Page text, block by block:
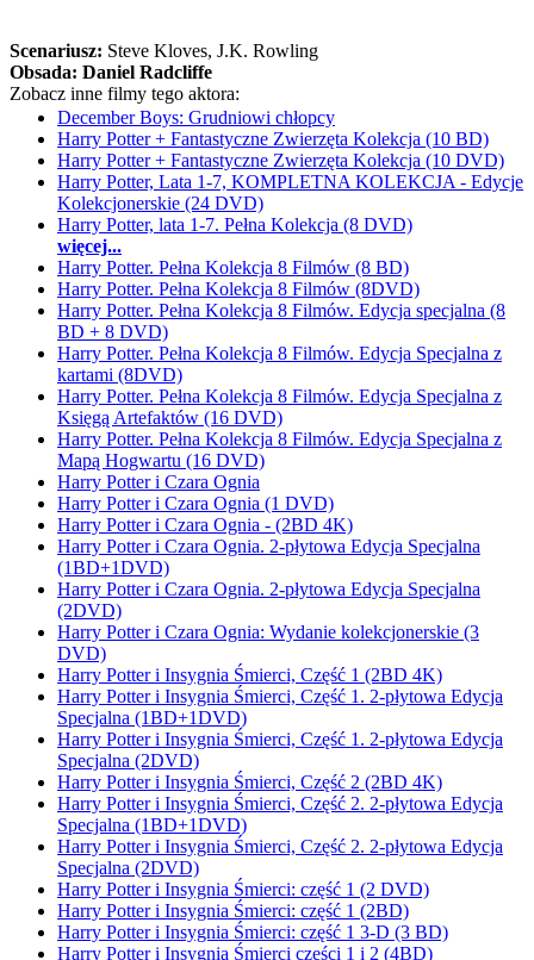
Scenariusz: Steve Kloves, J.K. Rowling
Obsada: Daniel Radcliffe
Zobacz inne filmy tego aktora:
December Boys: Grudniowi chłopcy
Harry Potter + Fantastyczne Zwierzęta Kolekcja (10 BD)
Harry Potter + Fantastyczne Zwierzęta Kolekcja (10 DVD)
Harry Potter, Lata 1-7, KOMPLETNA KOLEKCJA - Edycje
Kolekcjonerskie (24 DVD)
Harry Potter, lata 1-7. Pełna Kolekcja (8 DVD)
więcej...
Harry Potter. Pełna Kolekcja 8 Filmów (8 BD)
Harry Potter. Pełna Kolekcja 8 Filmów (8DVD)
Harry Potter. Pełna Kolekcja 8 Filmów. Edycja specjalna (8
BD + 8 DVD)
Harry Potter. Pełna Kolekcja 8 Filmów. Edycja Specjalna z
kartami (8DVD)
Harry Potter. Pełna Kolekcja 8 Filmów. Edycja Specjalna z
Księgą Artefaktów (16 DVD)
Harry Potter. Pełna Kolekcja 8 Filmów. Edycja Specjalna z
Mapą Hogwartu (16 DVD)
Harry Potter i Czara Ognia
Harry Potter i Czara Ognia (1 DVD)
Harry Potter i Czara Ognia - (2BD 4K)
Harry Potter i Czara Ognia. 2-płytowa Edycja Specjalna
(1BD+1DVD)
Harry Potter i Czara Ognia. 2-płytowa Edycja Specjalna
(2DVD)
Harry Potter i Czara Ognia: Wydanie kolekcjonerskie (3
DVD)
Harry Potter i Insygnia Śmierci, Część 1 (2BD 4K)
Harry Potter i Insygnia Śmierci, Część 1. 2-płytowa Edycja
Specjalna (1BD+1DVD)
Harry Potter i Insygnia Śmierci, Część 1. 2-płytowa Edycja
Specjalna (2DVD)
Harry Potter i Insygnia Śmierci, Część 2 (2BD 4K)
Harry Potter i Insygnia Śmierci, Część 2. 2-płytowa Edycja
Specjalna (1BD+1DVD)
Harry Potter i Insygnia Śmierci, Część 2. 2-płytowa Edycja
Specjalna (2DVD)
Harry Potter i Insygnia Śmierci: część 1 (2 DVD)
Harry Potter i Insygnia Śmierci: część 1 (2BD)
Harry Potter i Insygnia Śmierci: część 1 3-D (3 BD)
Harry Potter i Insygnia Śmierci części 1 i 2 (4BD)